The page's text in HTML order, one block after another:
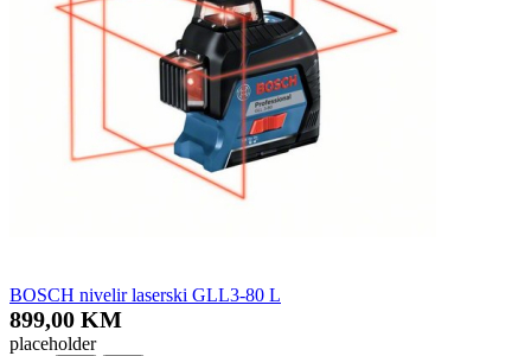
BOSCH nivelir laserski GLL3-80 L
899,00 KM
placeholder